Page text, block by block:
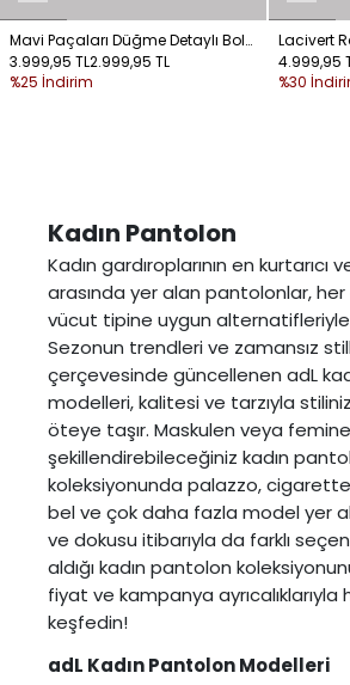
Mavi Paçaları Düğme Detaylı Bol
Paça Pantolon
3.999,95 TL2.999,95 TL
%25 İndirim
Lacivert
Pantolon
4.999,95
%30
Kadın Pantolon
Kadın gardıroplarının en kurtarıcı
arasında yer alan pantolonlar,
vücut tipine uygun
Sezonun trendleri ve zamansız
çerçevesinde güncellenen adL
modelleri, kalitesi ve tarzıyla
öteye taşır. Maskulen veya
şekillendirebileceğiniz kadın
koleksiyonunda palazzo,
bel ve çok daha fazla model yer
ve dokusu itibarıyla da farklı
aldığı kadın pantolon
fiyat ve kampanya ayrıcalıklarıyla
keşfedin!
adL Kadın Pantolon Modelleri